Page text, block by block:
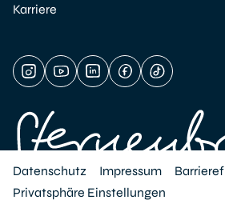
Karriere
Datenschutz Impressum
Privatsphäre Einstellungen